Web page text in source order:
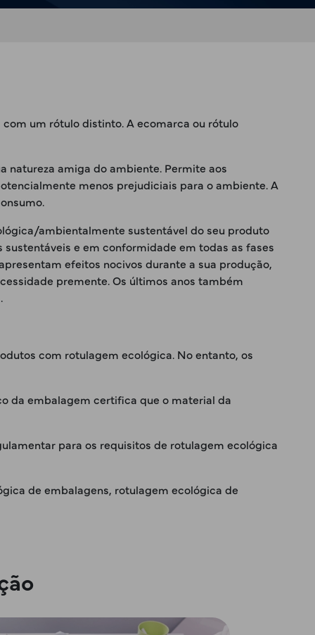
um rótulo distinto. A ecomarca ou rótulo
amiga do ambiente. Permite aos
menos prejudiciais para o ambiente. A
ambientalmente sustentável do seu produto
e em conformidade em todas as fases
efeitos nocivos durante a sua produção,
premente. Os últimos anos também
com rotulagem ecológica. No entanto, os
da embalagem certifica que o material da
para os requisitos de rotulagem ecológica
de embalagens, rotulagem ecológica de